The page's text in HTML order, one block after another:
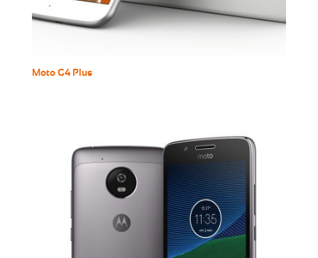
Moto G4 Plus